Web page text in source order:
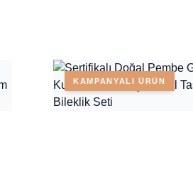
KAMPANYALI ÜRÜN